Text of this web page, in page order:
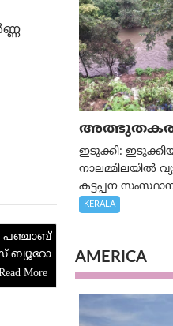
പഞ്ചാബ്
ബ്യൂറോ
ഇടുക്കി:
നാലമ്മിലയിൽ
കട്ടപ്പന
KERALA
AMERICA